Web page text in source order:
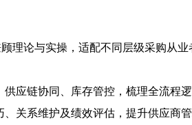
理论与实操，适配不同层级采购从业
应链协同、库存管控，梳理全流程逻
关系维护及绩效评估，提升供应商